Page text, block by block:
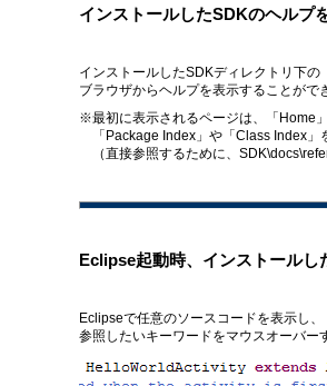
インストールしたSDKのヘルプ
インストールしたSDKディレクトリ下
ブラウザからヘルプを表示することがで
※最初に表示されるページは、「Home
「Package Index」や「Class Index」
（直接参照するために、
Eclipse起動時、インストール
Eclipseで任意のソースコードを表示し、
参照したいキーワードをマウスオーバ